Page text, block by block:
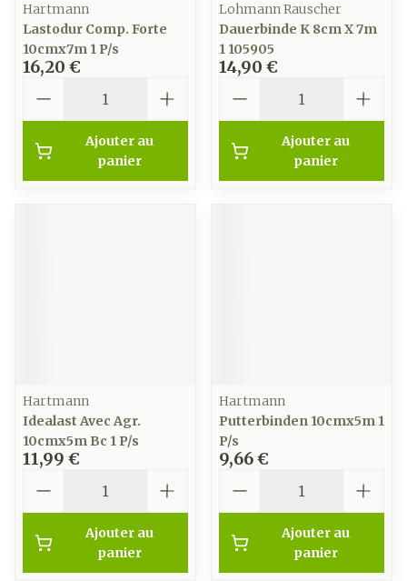
Hartmann
Lastodur Comp. Forte
10cmx7m 1 P/s
16,20 €
Ajouter au
panier
Lohmann Rauscher
Dauerbinde K 8cm X 7m
1 105905
14,90 €
Ajouter au
panier
Hartmann
Idealast Avec Agr.
10cmx5m Bc 1 P/s
11,99 €
Ajouter au
panier
Hartmann
Putterbinden 10cmx5m 1
P/s
9,66 €
Ajouter au
panier